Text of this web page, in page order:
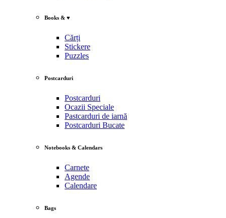
Books & ♥
Cărți
Stickere
Puzzles
Postcarduri
Postcarduri
Ocazii Speciale
Pastcarduri de iarnă
Postcarduri Bucate
Notebooks & Calendars
Carnete
Agende
Calendare
Bags